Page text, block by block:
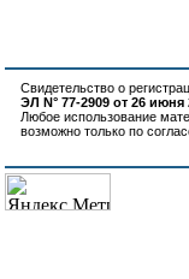
Свидетельство о
ЭЛ N° 77-2909 от 26 июня
Любое использование
возможно только по